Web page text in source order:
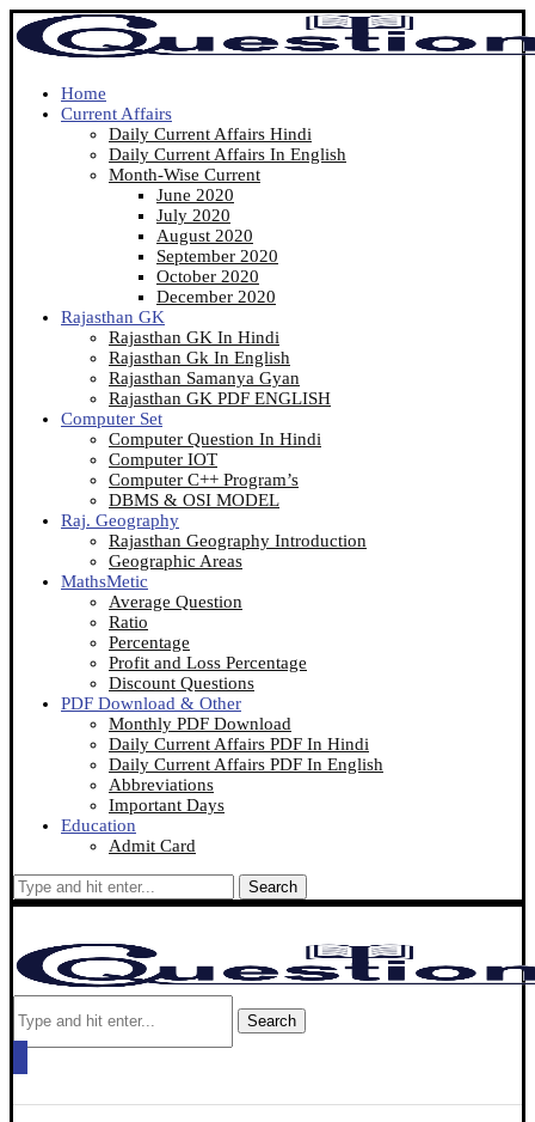
Home
Current Affairs
Daily Current Affairs Hindi
Daily Current Affairs In English
Month-Wise Current
June 2020
July 2020
August 2020
September 2020
October 2020
December 2020
Rajasthan GK
Rajasthan GK In Hindi
Rajasthan Gk In English
Rajasthan Samanya Gyan
Rajasthan GK PDF ENGLISH
Computer Set
Computer Question In Hindi
Computer IOT
Computer C++ Program’s
DBMS & OSI MODEL
Raj. Geography
Rajasthan Geography Introduction
Geographic Areas
MathsMetic
Average Question
Ratio
Percentage
Profit and Loss Percentage
Discount Questions
PDF Download & Other
Monthly PDF Download
Daily Current Affairs PDF In Hindi
Daily Current Affairs PDF In English
Abbreviations
Important Days
Education
Admit Card
Search
Search